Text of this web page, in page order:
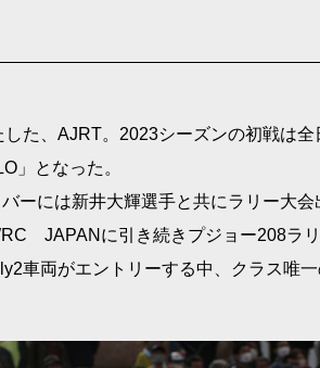
た、AJRT。2023シーズンの初戦は全
」となった。
ーには新井大輝選手と共にラリー大
JAPANに引き続きプジョー208ラ
車両がエントリーする中、クラス唯